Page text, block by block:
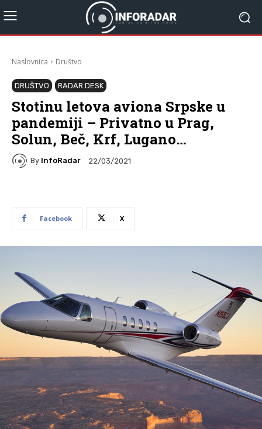
Naslovnica Društvo
DRUŠTVO RADAR DESK
Stotinu letova aviona Srpske u
pandemiji – Privatno u Prag,
Solun, Beč, Krf, Lugano…
By InfoRadar 22/03/2021
Facebook X